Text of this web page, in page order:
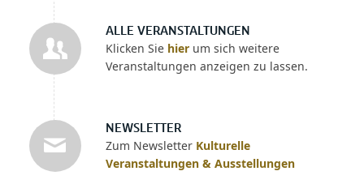
ALLE VERANSTALTUNGEN
Klicken Sie hierum sich weitere
Veranstaltungen anzeigen zu lassen.
NEWSLETTER
Zum Newsletter Kulturelle
Veranstaltungen & Ausstellungen